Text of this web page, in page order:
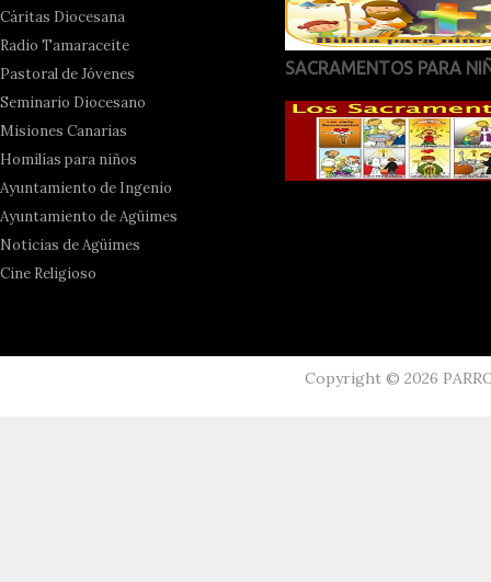
Cáritas Diocesana
Radio Tamaraceite
Pastoral de Jóvenes
Seminario Diocesano
Misiones Canarias
Homilías para niños
Ayuntamiento de Ingenio
Ayuntamiento de Agüimes
Noticias de Agüimes
Cine Religioso
SACRAMENTOS PARA
Copyright ©2026